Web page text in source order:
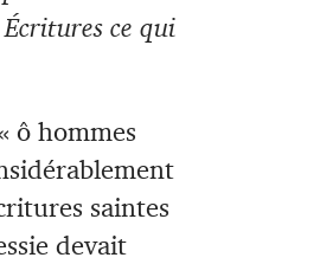
ce qui
ô hommes
saintes
devait